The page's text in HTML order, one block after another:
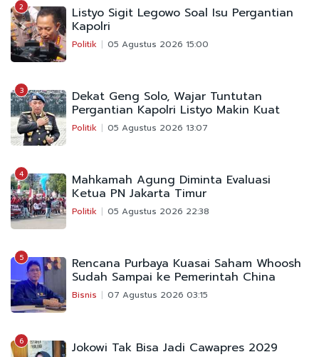
2 Listyo Sigit Legowo Soal Isu Pergantian
Kapolri
Politik 05 Agustus 2026 15:00
3 Dekat Geng Solo, Wajar Tuntutan
Pergantian Kapolri Listyo Makin Kuat
Politik 05 Agustus 2026 13:07
4 Mahkamah Agung Diminta Evaluasi
Ketua PN Jakarta Timur
Politik 05 Agustus 2026 22:38
5 Rencana Purbaya Kuasai Saham Whoosh
Sudah Sampai ke Pemerintah China
Bisnis 07 Agustus 2026 03:15
6 Jokowi Tak Bisa Jadi Cawapres 2029